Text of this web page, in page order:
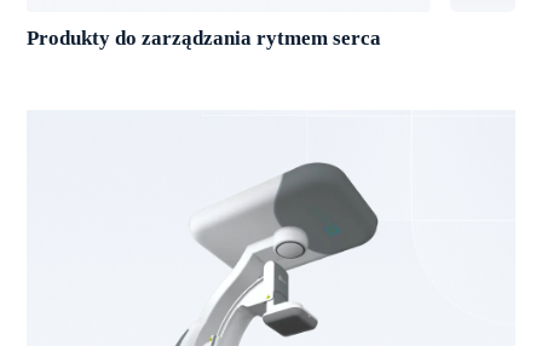
Produkty do zarządzania rytmem serca